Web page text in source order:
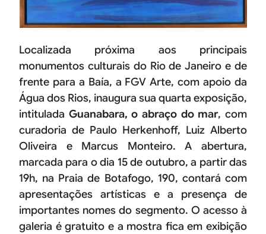
Localizada próxima aos principais
monumentos culturais do Rio de Janeiro e de
frente para a Baía, a FGV Arte, com apoio da
Água dos Rios, inaugura sua quarta exposição,
intitulada Guanabara, o abraço do mar, com
curadoria de Paulo Herkenhoff, Luiz Alberto
Oliveira e Marcus Monteiro. A abertura,
marcada para o dia 15 de outubro, a partir das
19h, na Praia de Botafogo, 190, contará com
apresentações artísticas e a presença de
importantes nomes do segmento. O acesso à
galeria é gratuito e a mostra fica em exibição